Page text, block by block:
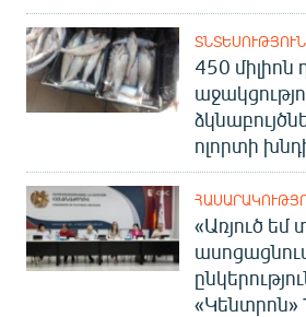
ՏՆՏԵՍՈՒԹՅՈՒՆ
450 միլիոն
ոլորտի
«Առյուծ եմ
«Կենտրոն»